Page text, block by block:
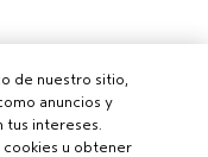
de nuestro sitio,
anuncios y
tus intereses.
u obtener